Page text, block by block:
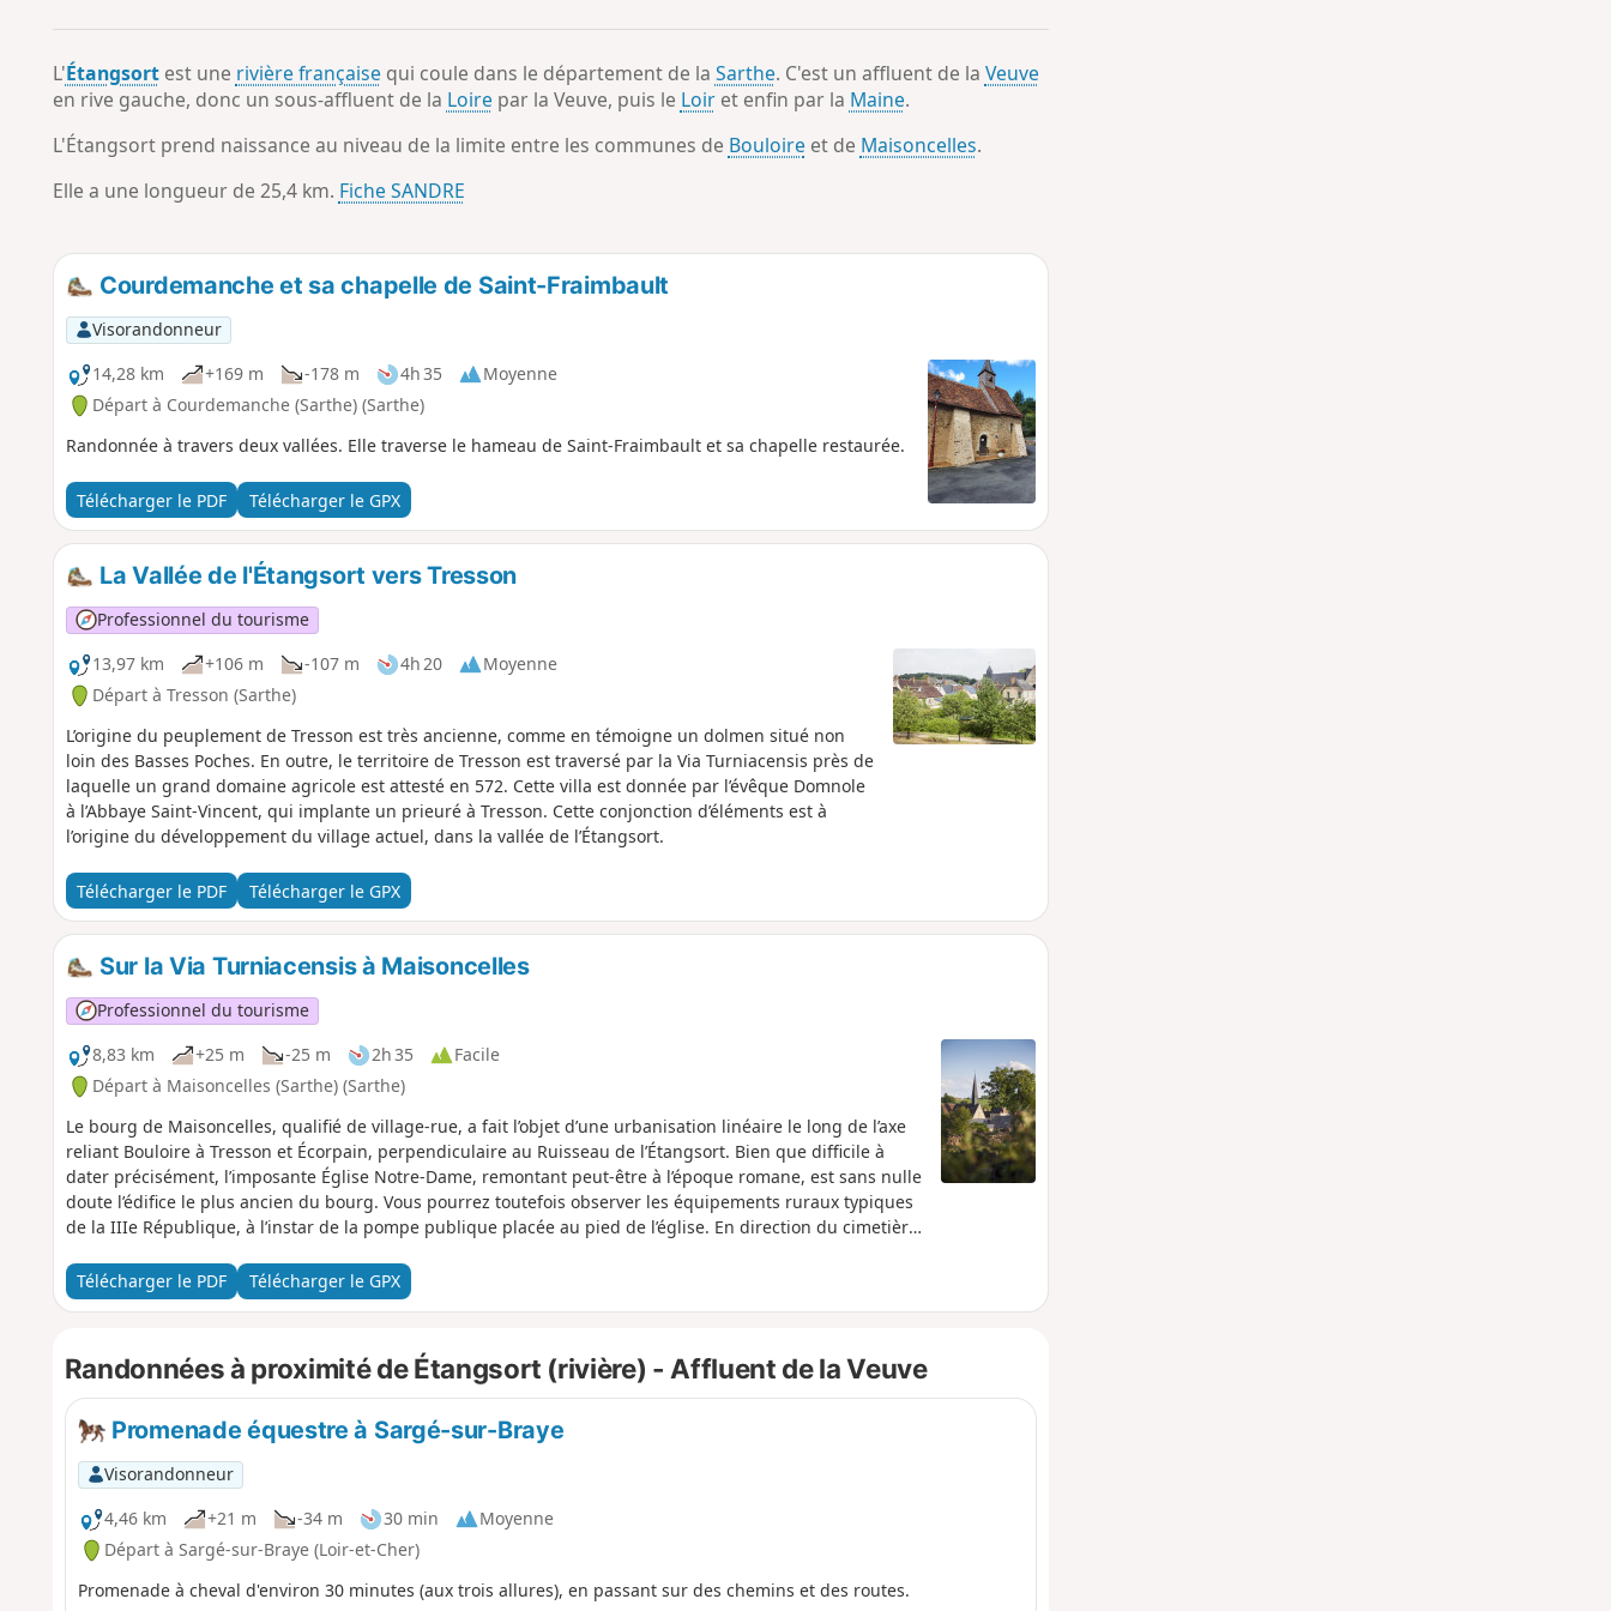
a
p
o
L'Étangsortest une rivière française qui coule dans le département de la Sarthe. C'est un affluent de la Veuve
en rive gauche, donc un sous-affluent de la Loire par la Veuve, puis le Loiret enfin par la Maine.
L'Étangsort prend naissance au niveau de la limite entre les communes de Bouloire et de Maisoncelles.
Elle a une longueur de 25,4 km. Fiche SANDRE
Courdemanche et sa chapelle de Saint-Fraimbault
Visorandonneur
14,28 km
+169 m -178 m 4h 35
Moyenne
Départ à Courdemanche (Sarthe) (Sarthe)
Randonnée à travers deux vallées. Elle traverse le hameau de Saint-Fraimbault et sa chapelle restaurée.
Télécharger le PDF Télécharger le GPX
La Vallée de l'Étangsort vers Tresson
Professionnel du tourisme
13,97 km
+106 m -107 m 4h 20
Moyenne
Départ à Tresson (Sarthe)
L’origine du peuplement de Tresson est très ancienne, comme en témoigne un dolmen situé non
loin des Basses Poches. En outre, le territoire de Tresson est traversé par la Via Turniacensis près de
laquelle un grand domaine agricole est attesté en 572. Cette villa est donnée par l’évêque Domnole
à l’Abbaye Saint-Vincent, qui implante un prieuré à Tresson. Cette conjonction d’éléments est à
l’origine du développement du village actuel, dans la vallée de l’Étangsort.
Télécharger le PDF Télécharger le GPX
Sur la Via Turniacensis à Maisoncelles
Professionnel du tourisme
8,83 km
+25 m -25 m 2h 35
Facile
Départ à Maisoncelles (Sarthe) (Sarthe)
Le bourg de Maisoncelles, qualifié de village-rue, a fait l’objet d’une urbanisation linéaire le long de l’axe
reliant Bouloire à Tresson et Écorpain, perpendiculaire au Ruisseau de l’Étangsort. Bien que difficile à
dater précisément, l’imposante Église Notre-Dame, remontant peut-être à l’époque romane, est sans nulle
doute l’édifice le plus ancien du bourg. Vous pourrez toutefois observer les équipements ruraux typiques
de la IIIe République, à l’instar de la pompe publique placée au pied de l’église. En direction du cimetière,
et plus haut, une ancienne école identifiable à son volume à étage et à ses encadrements de briques.
Télécharger le PDF Télécharger le GPX
Randonnées à proximité de Étangsort (rivière) - Affluent de la Veuve
Promenade équestre à Sargé-sur-Braye
Visorandonneur
4,46 km
+21 m -34 m 30 min
Moyenne
Départ à Sargé-sur-Braye (Loir-et-Cher)
Promenade à cheval d'environ 30 minutes (aux trois allures), en passant sur des chemins et des routes.